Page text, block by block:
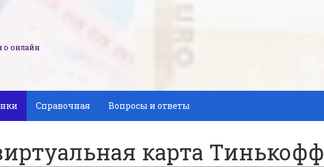
о онлайн
Справочная Вопросы и ответы
карта Тинькофф